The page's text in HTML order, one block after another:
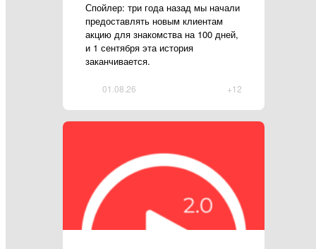
Спойлер: три года назад мы начали
предоставлять новым клиентам
акцию для знакомства на 100 дней,
и 1 сентября эта история
заканчивается.
+12
01.08.26